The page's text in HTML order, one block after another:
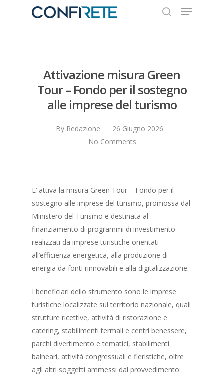
Attivazione misura Green
Tour – Fondo per il sostegno
alle imprese del turismo
By Redazione
26 Giugno 2026
No Comments
E’ attiva la misura Green Tour – Fondo per il
sostegno alle imprese del turismo, promossa dal
Ministero del Turismo e destinata al
finanziamento di programmi di investimento
realizzati da imprese turistiche orientati
all’efficienza energetica, alla produzione di
energia da fonti rinnovabili e alla digitalizzazione.
I beneficiari dello strumento sono le imprese
turistiche localizzate sul territorio nazionale, quali
strutture ricettive, attività di ristorazione e
catering, stabilimenti termali e centri benessere,
parchi divertimento e tematici, stabilimenti
balneari, attività congressuali e fieristiche, oltre
agli altri soggetti ammessi dal provvedimento.